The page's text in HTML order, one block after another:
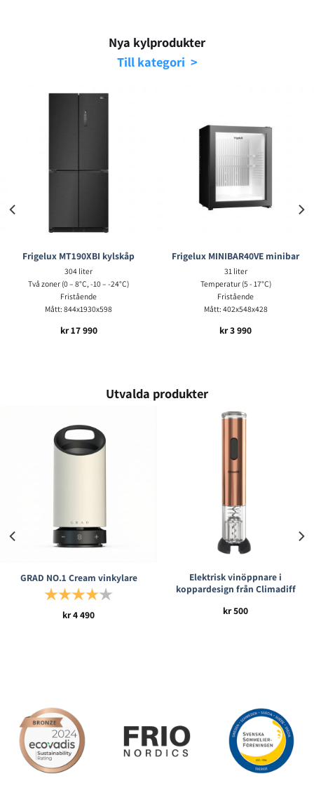
Nya kylprodukter
Till kategori >
Frigelux MT190XBI kylskåp
304 liter
Två zoner (0 – 8°C, -10 – -24°C)
Fristående
Mått: 844x1930x598
kr17 990
Frigelux MINIBAR40VE minibar
31 liter
Temperatur (5 - 17°C)
Fristående
Mått: 402x548x428
kr3 990
Utvalda produkter
GRAD NO.1 Cream vinkylare
Betyg:
4.0 utav 5 stjärnor
kr4 490
Elektrisk vinöppnare i
koppardesign från Climadiff
kr500